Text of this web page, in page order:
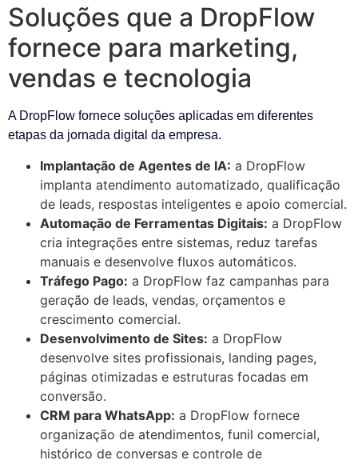
Soluções que a DropFlow
fornece para marketing,
vendas e tecnologia
A DropFlow fornece soluções aplicadas em diferentes
etapas da jornada digital da empresa.
Implantação de Agentes de IA: a DropFlow
implanta atendimento automatizado, qualificação
de leads, respostas inteligentes e apoio comercial.
Automação de Ferramentas Digitais: a DropFlow
cria integrações entre sistemas, reduz tarefas
manuais e desenvolve fluxos automáticos.
Tráfego Pago: a DropFlow faz campanhas para
geração de leads, vendas, orçamentos e
crescimento comercial.
Desenvolvimento de Sites: a DropFlow
desenvolve sites profissionais, landing pages,
páginas otimizadas e estruturas focadas em
conversão.
CRM para WhatsApp: a DropFlow fornece
organização de atendimentos, funil comercial,
histórico de conversas e controle de